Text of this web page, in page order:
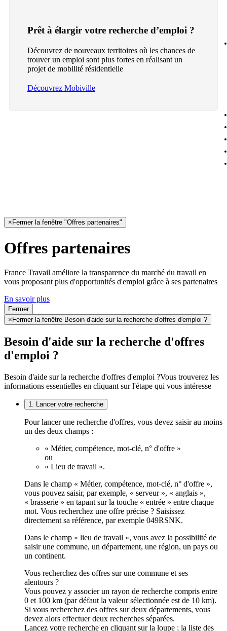
Prêt à élargir votre recherche d’emploi ?
Découvrez de nouveaux territoires où les chances de
trouver un emploi sont plus fortes en réalisant un
projet de mobilité résidentielle
Découvrez Mobiville
× Fermer la fenêtre "Offres partenaires"
Offres partenaires
France Travail améliore la transparence du marché du travail en
vous proposant plus d'opportunités d'emploi grâce à ses partenaires
En savoir plus
Fermer
× Fermer la fenêtre Besoin d'aide sur la recherche d'offres d'emploi ?
Besoin d'aide sur la recherche d'offres
d'emploi ?
Besoin d'aide sur la recherche d'offres d'emploi ?Vous trouverez les
informations essentielles en cliquant sur l'étape qui vous intéresse
1. Lancer votre recherche
Pour lancer une recherche d'offres, vous devez saisir au moins
un des deux champs :
« Métier, compétence, mot-clé, n° d'offre »
ou
« Lieu de travail ».
Dans le champ « Métier, compétence, mot-clé, n° d'offre »,
vous pouvez saisir, par exemple, « serveur », « anglais »,
« brasserie » en tapant sur la touche « entrée » entre chaque
mot. Vous recherchez une offre précise ? Saisissez
directement sa référence, par exemple 049RSNK.
Dans le champ « lieu de travail », vous avez la possibilité de
saisir une commune, un département, une région, un pays ou
un continent.
Vous recherchez des offres sur une commune et ses
alentours ?
Vous pouvez y associer un rayon de recherche compris entre
0 et 100 km (par défaut la valeur sélectionnée est de 10 km).
Si vous recherchez des offres sur deux départements, vous
devez alors effectuer deux recherches séparées.
Lancez votre recherche en cliquant sur la loupe ; la liste des